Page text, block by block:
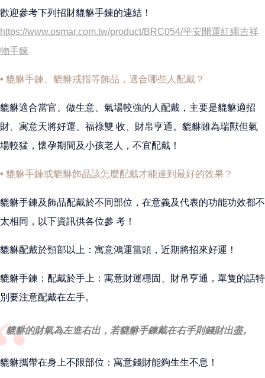
歡迎參考下列招財貔貅手鍊的連結！
https://www.osmar.com.tw/product/BRC054/平安開運紅繩吉祥
物手鍊
• 貔貅手鍊、貔貅戒指等飾品，適合哪些人配戴？
貔貅適合當官、做生意、氣場較強的人配戴，主要是貔貅適招
財、寓意天將好運、福祿雙 收、財帛亨通。貔貅雖為瑞獸但氣
場較猛，懷孕期間及小孩老人，不宜配戴！
• 貔貅手鍊或貔貅飾品該怎麼配戴才能達到最好的效果？
貔貅手鍊及飾品配戴於不同部位，在意義及代表的功能功效都不
太相同，以下資訊供各位參 考！
貔貅配戴於頸部以上：寓意鴻運當頭，近期將招來好運！
貔貅手鍊；配戴於手上：寓意財運穩固、財帛亨通，單隻的話特
別要注意配戴在左手。
貔貅的財氣為左進右出，若貔貅手鍊戴在右手則錢財出盡。
貔貅攜帶在身上不限部位：寓意錢財能夠生生不息！